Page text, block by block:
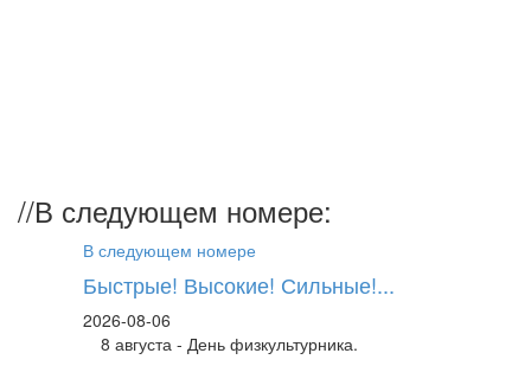
//В следующем номере:
В следующем номере
Быстрые! Высокие! Сильные!...
2026-08-06
8 августа - День физкультурника.